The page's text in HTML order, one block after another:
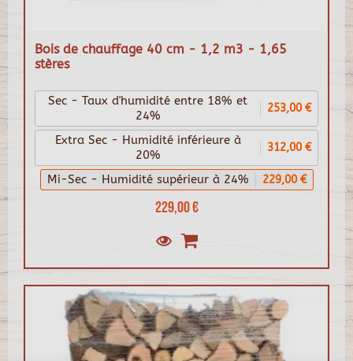
Bois de chauffage 40 cm - 1,2 m3 - 1,65
stères
229,00 €
Sec - Taux d'humidité entre 18% et
24%
253,00 €
Extra Sec - Humidité inférieure à
20%
312,00 €
Mi-Sec - Humidité supérieur à 24% 229,00 €